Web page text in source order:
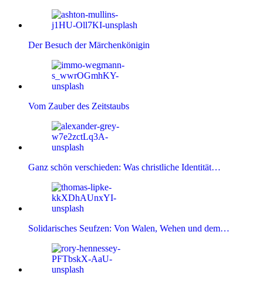
Der Besuch der Märchenkönigin
Vom Zauber des Zeitstaubs
Ganz schön verschieden: Was christliche Identität…
Solidarisches Seufzen: Von Walen, Wehen und dem…